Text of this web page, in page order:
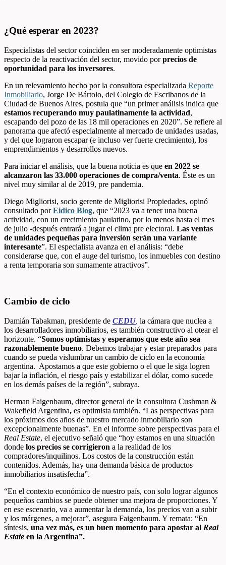
¿Qué esperar en 2023?
Especialistas del sector coinciden en ser moderadamente optimistas
respecto de la reactivación del sector, movido porprecios de
oportunidad para los inversores.
En un relevamiento hecho por la consultora especializada Reporte
Inmobiliario, Jorge De Bártolo, del Colegio de Escribanos de la
Ciudad de Buenos Aires, postula que “un primer análisis indica que
estamos recuperando muy paulatinamente la actividad,
escapando del pozo de las 18 mil operaciones en 2020”. Se refiere al
panorama que afectó especialmente al mercado de unidades usadas,
y del que lograron escapar (e incluso ver fuerte crecimiento), los
emprendimientos y desarrollos nuevos.
Para iniciar el análisis, que la buena noticia es que en 2022 se
alcanzaron las 33.000 operaciones de compra/venta. Éste es un
nivel muy similar al de 2019, pre pandemia.
Diego Migliorisi, socio gerente de Migliorisi Propiedades, opinó
consultado porEidico Blog, que “2023 va a tener una buena
actividad, con un crecimiento paulatino, por lo menos hasta el mes
de julio -después entrará a jugar el clima pre electoral. Las ventas
de unidades pequeñas para inversión serán una variante
interesante”. El especialista avanza en el análisis: “debe
considerarse que, con el auge del turismo, los inmuebles con destino
a renta temporaria son sumamente atractivos”.
Cambio de ciclo
Damián Tabakman, presidente de CEDU, la cámara que nuclea a
los desarrolladores inmobiliarios, es también constructivo al otear el
horizonte. “Somos optimistas y esperamos que este año sea
razonablemente bueno. Debemos trabajar y estar preparados para
cuando se pueda vislumbrar un cambio de ciclo en la economía
argentina. Apostamos a que este gobierno o el que le siga logren
bajar la inflación, el riesgo país y estabilizar el dólar, como sucede
en los demás países de la región”, subraya.
Herman Faigenbaum, director general de la consultora Cushman &
Wakefield Argentina, es optimista también. “Las perspectivas para
los próximos dos años de nuestro mercado inmobiliario son
excepcionalmente buenas”. En el informe sobre perspectivas para el
Real Estate, el ejecutivo señaló que “hoy estamos en una situación
donde los precios se corrigieron a la realidad de los
compradores/inquilinos. Los costos de la construcción están
contenidos. Además, hay una demanda básica de productos
inmobiliarios insatisfecha”.
“En el contexto económico de nuestro país, con solo lograr algunos
pequeños cambios se puede obtener una mejora de proporciones. Y
en ese escenario, va a aumentar la demanda, los precios van a subir
y los márgenes, a mejorar”, asegura Faigenbaum. Y remata: “En
síntesis, una vez más, es un buen momento para apostar al Real
Estate en la Argentina”.